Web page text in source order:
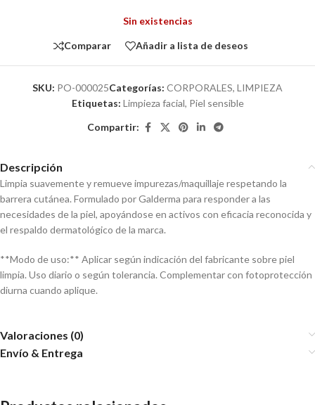
Sin existencias
Comparar Añadir a lista de deseos
SKU: PO-000025Categorías: CORPORALES, LIMPIEZA
Etiquetas: Limpieza facial, Piel sensible
Compartir:
Descripción
Limpia suavemente y remueve impurezas/maquillaje respetando la
barrera cutánea. Formulado por Galderma para responder a las
necesidades de la piel, apoyándose en activos con eficacia reconocida y
el respaldo dermatológico de la marca.
**Modo de uso:** Aplicar según indicación del fabricante sobre piel
limpia. Uso diario o según tolerancia. Complementar con fotoprotección
diurna cuando aplique.
Valoraciones (0)
Envío & Entrega